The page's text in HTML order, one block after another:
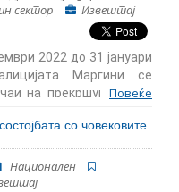
challenges amidst
Despite the
present opportunities to
to the rule of law,
and diplomatic
сектор Извештај
2022 до 31 јануари
Маргини се
на прекршување на
се два
број жртви. Во
за говор на омраза од
за повреда на
Повеќе
со човековите
Национален